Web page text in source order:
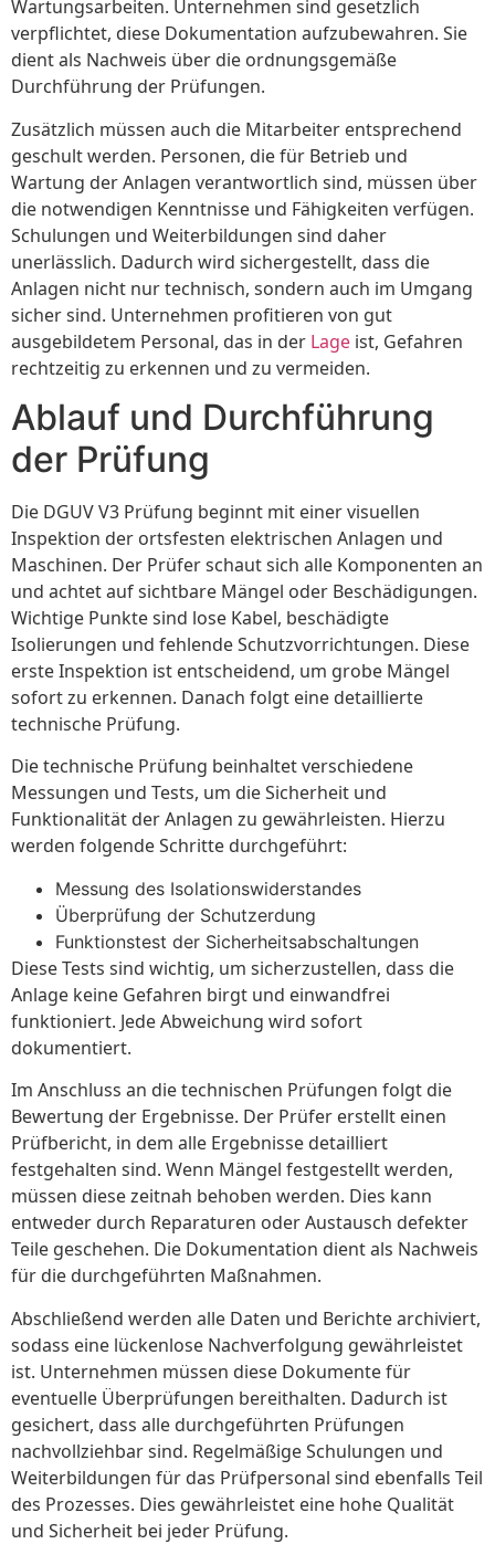
Wartungsarbeiten. Unternehmen sind gesetzlich
verpflichtet, diese Dokumentation aufzubewahren. Sie
dient als Nachweis über die ordnungsgemäße
Durchführung der Prüfungen.
Zusätzlich müssen auch die Mitarbeiter entsprechend
geschult werden. Personen, die für Betrieb und
Wartung der Anlagen verantwortlich sind, müssen über
die notwendigen Kenntnisse und Fähigkeiten verfügen.
Schulungen und Weiterbildungen sind daher
unerlässlich. Dadurch wird sichergestellt, dass die
Anlagen nicht nur technisch, sondern auch im Umgang
sicher sind. Unternehmen profitieren von gut
ausgebildetem Personal, das in der Lage ist, Gefahren
rechtzeitig zu erkennen und zu vermeiden.
Ablauf und Durchführung
der Prüfung
Die DGUV V3 Prüfung beginnt mit einer visuellen
Inspektion der ortsfesten elektrischen Anlagen und
Maschinen. Der Prüfer schaut sich alle Komponenten an
und achtet auf sichtbare Mängel oder Beschädigungen.
Wichtige Punkte sind lose Kabel, beschädigte
Isolierungen und fehlende Schutzvorrichtungen. Diese
erste Inspektion ist entscheidend, um grobe Mängel
sofort zu erkennen. Danach folgt eine detaillierte
technische Prüfung.
Die technische Prüfung beinhaltet verschiedene
Messungen und Tests, um die Sicherheit und
Funktionalität der Anlagen zu gewährleisten. Hierzu
werden folgende Schritte durchgeführt:
Messung des Isolationswiderstandes
Überprüfung der Schutzerdung
Funktionstest der Sicherheitsabschaltungen
Diese Tests sind wichtig, um sicherzustellen, dass die
Anlage keine Gefahren birgt und einwandfrei
funktioniert. Jede Abweichung wird sofort
dokumentiert.
Im Anschluss an die technischen Prüfungen folgt die
Bewertung der Ergebnisse. Der Prüfer erstellt einen
Prüfbericht, in dem alle Ergebnisse detailliert
festgehalten sind. Wenn Mängel festgestellt werden,
müssen diese zeitnah behoben werden. Dies kann
entweder durch Reparaturen oder Austausch defekter
Teile geschehen. Die Dokumentation dient als Nachweis
für die durchgeführten Maßnahmen.
Abschließend werden alle Daten und Berichte archiviert,
sodass eine lückenlose Nachverfolgung gewährleistet
ist. Unternehmen müssen diese Dokumente für
eventuelle Überprüfungen bereithalten. Dadurch ist
gesichert, dass alle durchgeführten Prüfungen
nachvollziehbar sind. Regelmäßige Schulungen und
Weiterbildungen für das Prüfpersonal sind ebenfalls Teil
des Prozesses. Dies gewährleistet eine hohe Qualität
und Sicherheit bei jeder Prüfung.